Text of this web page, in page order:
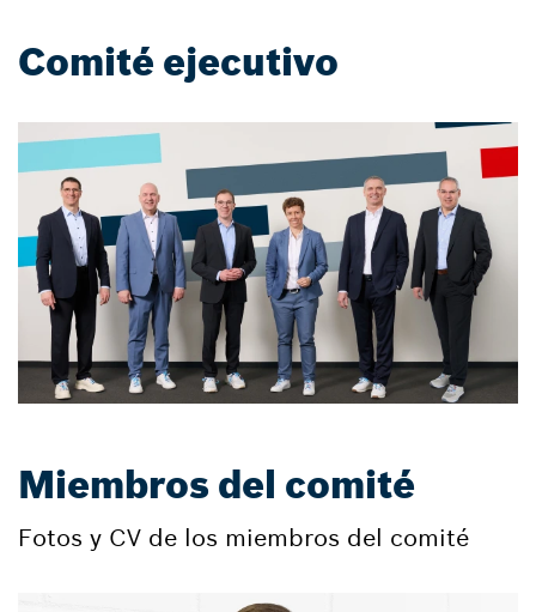
Comité ejecutivo
Miembros del comité
Fotos y CV de los miembros del comité